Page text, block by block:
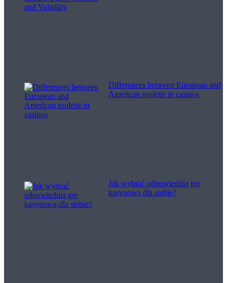
Differences between European and
American roulette in casinos
Jak wybrać odpowiednią grę
kasynową dla siebie?